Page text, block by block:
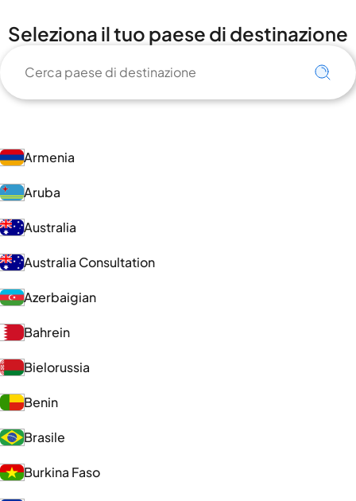
Seleziona il tuo paese di destinazione
Armenia
Aruba
Australia
Australia Consultation
Azerbaigian
Bahrein
Bielorussia
Benin
Brasile
Burkina Faso